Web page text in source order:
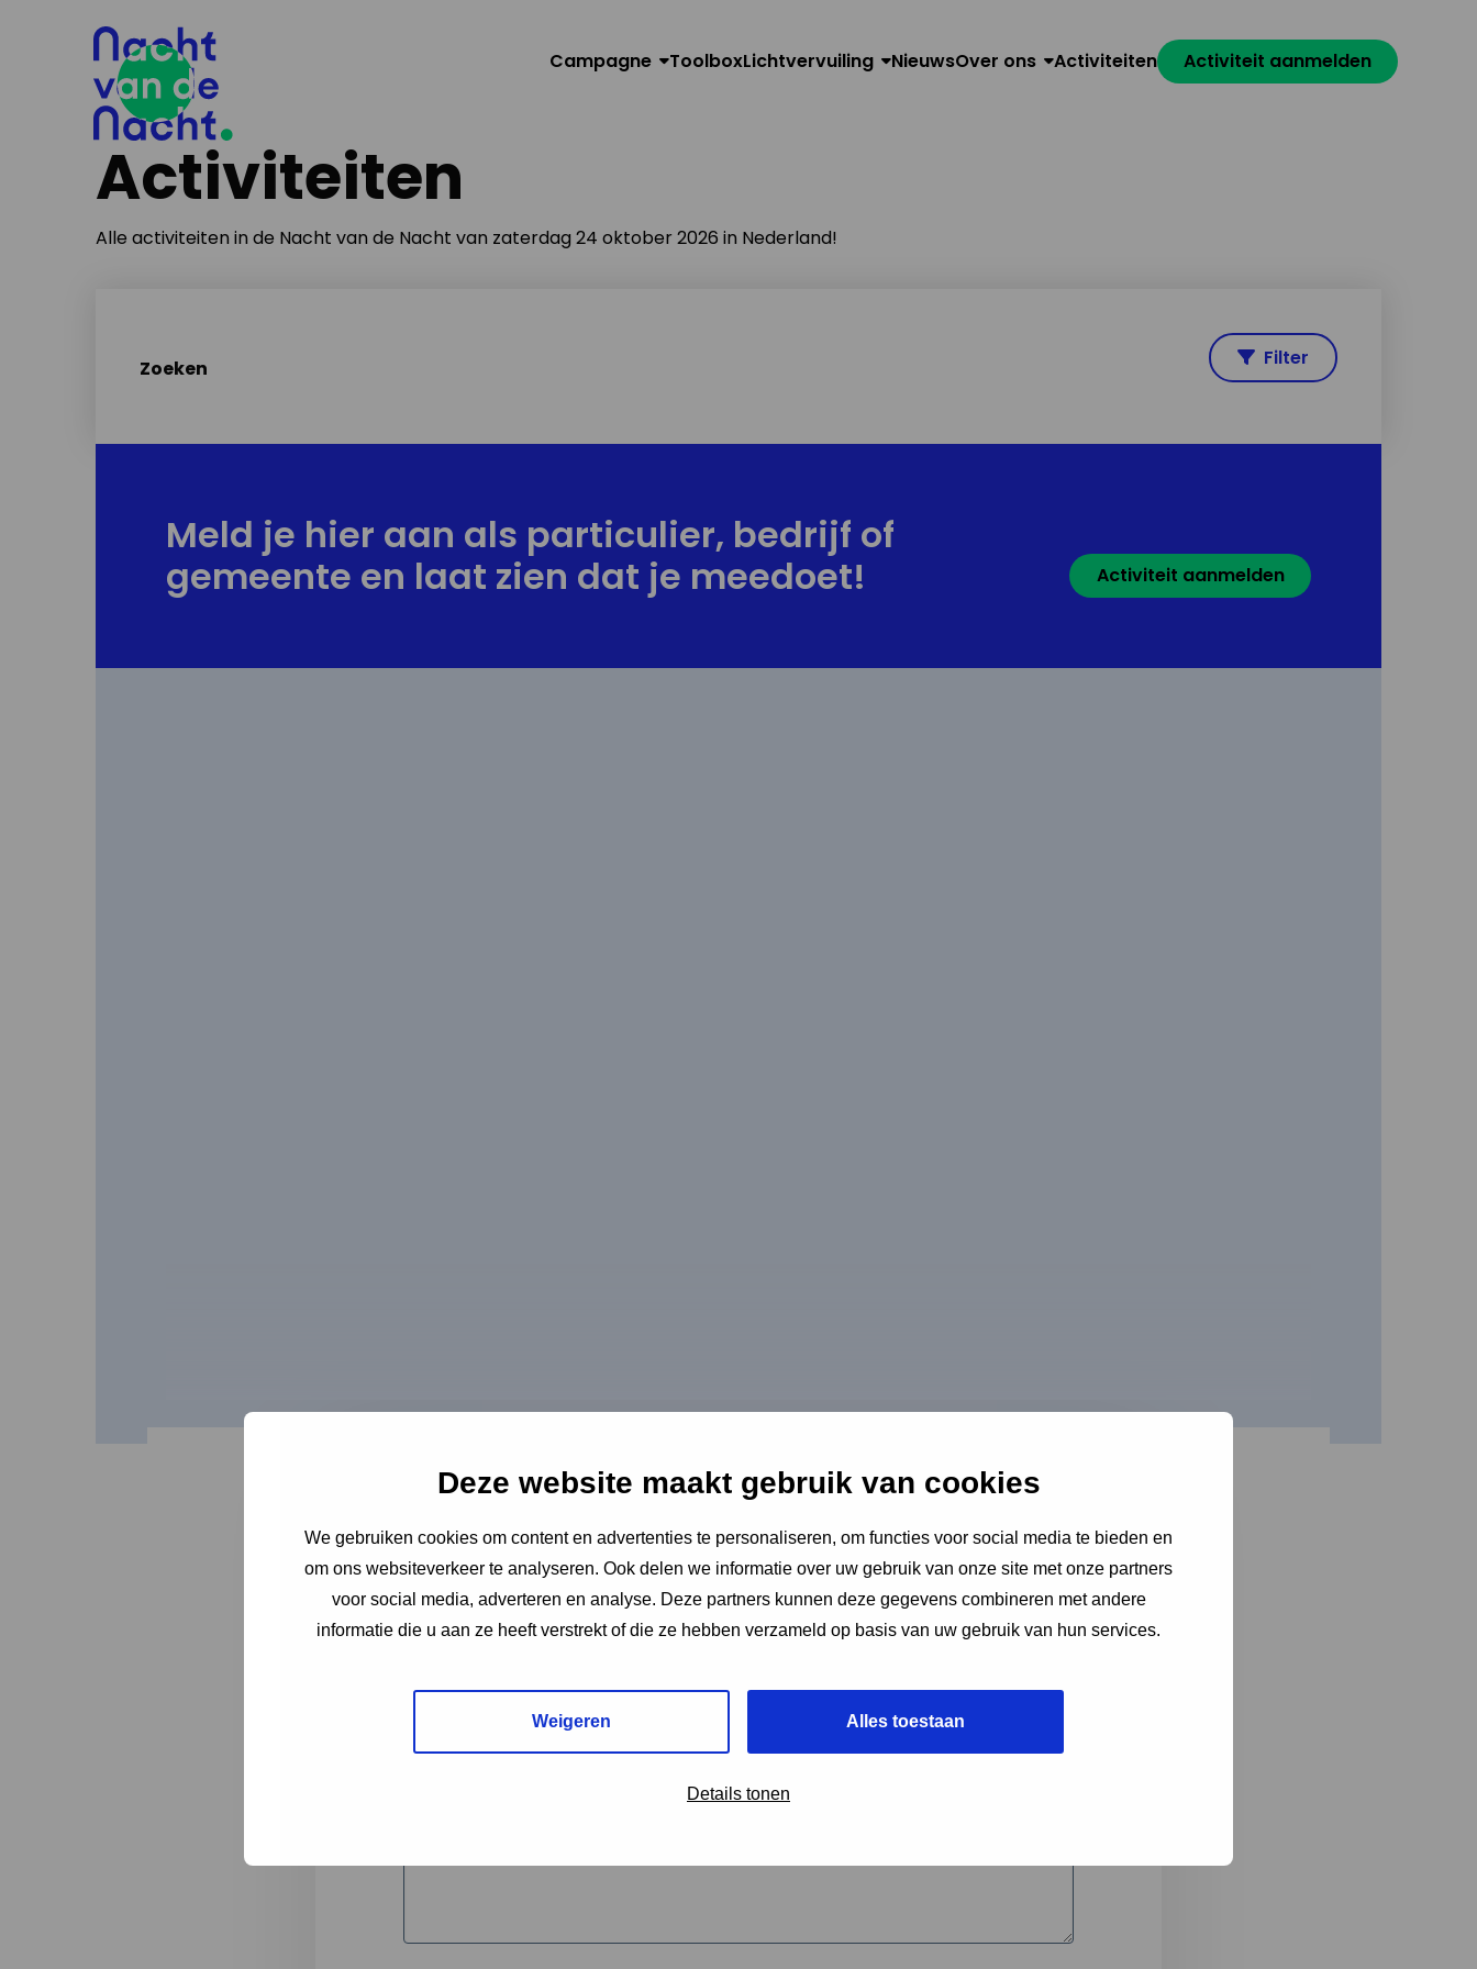
Deze website maakt gebruik van cookies
We gebruiken cookies om content en advertenties te personaliseren, om functies voor social media te bieden en
om ons websiteverkeer te analyseren. Ook delen we informatie over uw gebruik van onze site met onze partners
voor social media, adverteren en analyse. Deze partners kunnen deze gegevens combineren met andere
informatie die u aan ze heeft verstrekt of die ze hebben verzameld op basis van uw gebruik van hun services.
Weigeren Alles toestaan
Details tonen
Campagne ToolboxLichtvervuiling NieuwsOver ons Activiteiten Activiteit aanmelden
Activiteiten
Alle activiteiten in de Nacht van de Nacht van zaterdag 24 oktober 2026 in Nederland!
Zoeken Filter
Meld je hier aan als particulier, bedrijf of
gemeente en laat zien dat je meedoet!
Activiteit aanmelden
"* " geeft vereiste velden aan
1 2
3
Volledige omschrijving*